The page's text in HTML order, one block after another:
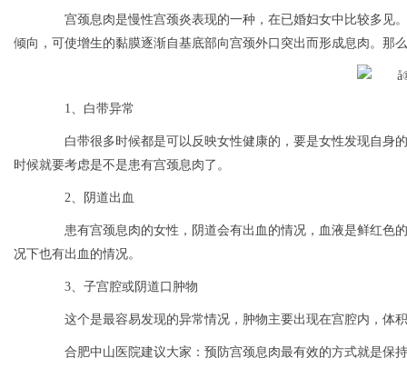
宫颈息肉是慢性宫颈炎表现的一种，在已婚妇女中比较多见
倾向，可使增生的黏膜逐渐自基底部向宫颈外口突出而形成息肉。那
1、白带异常
白带很多时候都是可以反映女性健康的，要是女性发现自身
时候就要考虑是不是患有宫颈息肉了。
2、阴道出血
患有宫颈息肉的女性，阴道会有出血的情况，血液是鲜红色
况下也有出血的情况。
3、子宫腔或阴道口肿物
这个是最容易发现的异常情况，肿物主要出现在宫腔内，体
合肥中山医院建议大家：预防宫颈息肉最有效的方式就是保